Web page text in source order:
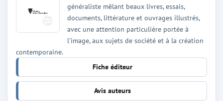
généraliste mêlant beaux livres, essais,
documents, littérature et ouvrages illustrés,
avec une attention particulière portée à
l'image, aux sujets de société et à la création
contemporaine.
Fiche éditeur
Avis auteurs